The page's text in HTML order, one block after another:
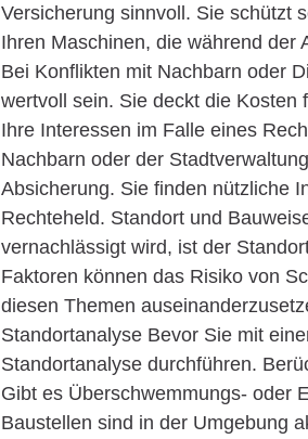
Versicherung sinnvoll. Sie schützt
Ihren Maschinen, die während der
Bei Konflikten mit Nachbarn oder
wertvoll sein. Sie deckt die Kosten
Ihre Interessen im Falle eines
Nachbarn oder der
Absicherung. Sie finden nützliche
Rechteheld. Standort und
vernachlässigt wird, ist der
Faktoren können das Risiko von
diesen Themen
Standortanalyse Bevor Sie mit
Standortanalyse durchführen.
Gibt es Überschwemmungs- oder
Baustellen sind in der Umgebung